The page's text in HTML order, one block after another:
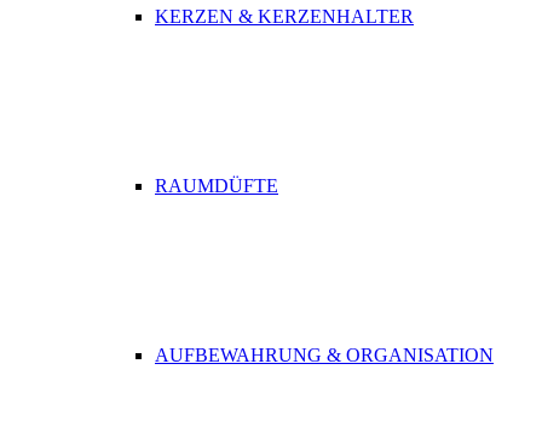
KERZEN & KERZENHALTER
RAUMDÜFTE
AUFBEWAHRUNG & ORGANISATION